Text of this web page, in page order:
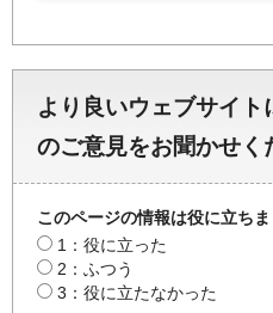
より良いウェブサイト
のご意見をお聞かせく
このページの情報は役に立ちま
1：役に立った
2：ふつう
3：役に立たなかった